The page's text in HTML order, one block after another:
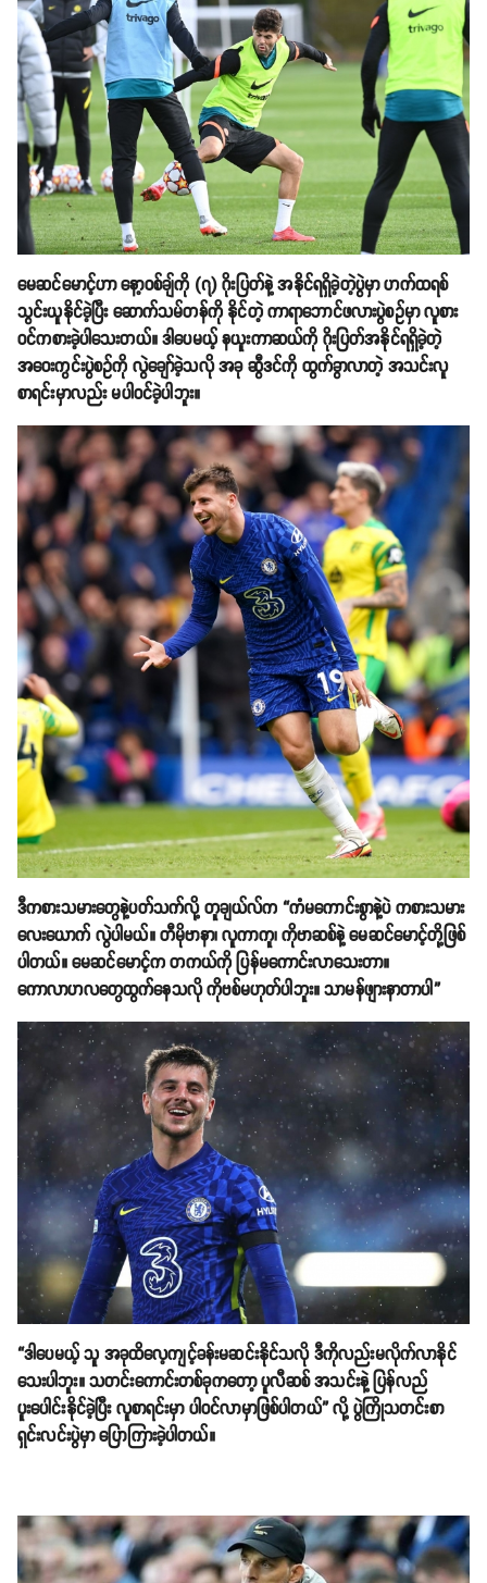
မေဆင်မောင့်ဟာ နော့ဝစ်ချ်ကို (၇) ဂိုးပြတ်နဲ့ အနိုင်ရရှိခဲ့တဲ့ပွဲမှာ ဟက်ထရစ်
သွင်းယူနိုင်ခဲ့ပြီး ဆောက်သမ်တန်ကို နိုင်တဲ့ ကာရာဘောင်ဖလားပွဲစဥ်မှာ လူစား
ဝင်ကစားခဲ့ပါသေးတယ်။ ဒါပေမယ့် နယူးကာဆယ်ကို ဂိုးပြတ်အနိုင်ရရှိခဲ့တဲ့
အဝေးကွင်းပွဲစဥ်ကို လွဲချော်ခဲ့သလို အခု ဆွီဒင်ကို ထွက်ခွာလာတဲ့ အသင်းလူ
စာရင်းမှာလည်း မပါဝင်ခဲ့ပါဘူး။
ဒီကစားသမားတွေနဲ့ပတ်သက်လို့ တူချယ်လ်က “ကံမကောင်းစွာနဲ့ပဲ ကစားသမား
လေးယောက် လွဲပါမယ်။ တီမိုဗာနာ၊ လူကာကူ၊ ကိုဗာဆစ်နဲ့ မေဆင်မောင့်တို့ဖြစ်
ပါတယ်။ မေဆင်မောင့်က တကယ်ကို ပြန်မကောင်းလာသေးတာ။
ကောလာဟလတွေထွက်နေသလို ကိုဗစ်မဟုတ်ပါဘူး။ သာမန်ဖျားနာတာပါ”
“ဒါပေမယ့် သူ အခုထိလေ့ကျင့်ခန်းမဆင်းနိုင်သလို ဒီကိုလည်းမလိုက်လာနိုင်
သေးပါဘူး။ သတင်းကောင်းတစ်ခုကတော့ ပူလီဆစ် အသင်းနဲ့ ပြန်လည်
ပူးပေါင်းနိုင်ခဲ့ပြီး လူစာရင်းမှာ ပါဝင်လာမှာဖြစ်ပါတယ်” လို့ ပွဲကြိုသတင်းစာ
ရှင်းလင်းပွဲမှာ ပြောကြားခဲ့ပါတယ်။